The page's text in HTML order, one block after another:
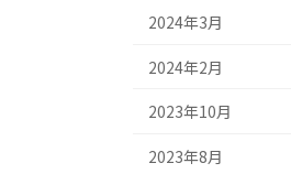
2024年3月
2024年2月
2023年10月
2023年8月